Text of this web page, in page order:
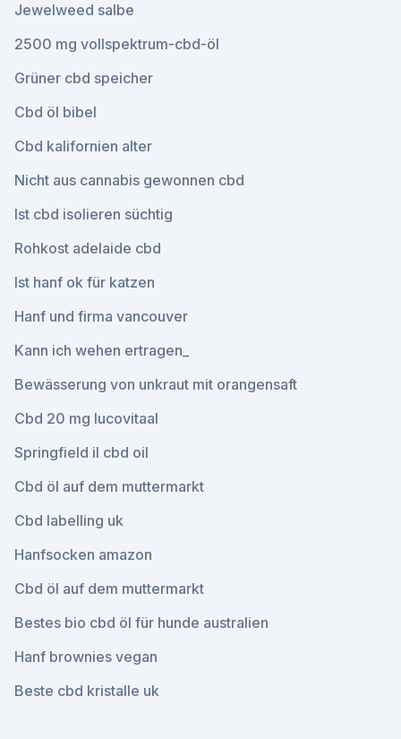
Jewelweed salbe
2500 mg vollspektrum-cbd-öl
Grüner cbd speicher
Cbd öl bibel
Cbd kalifornien alter
Nicht aus cannabis gewonnen cbd
Ist cbd isolieren süchtig
Rohkost adelaide cbd
Ist hanf ok für katzen
Hanf und firma vancouver
Kann ich wehen ertragen_
Bewässerung von unkraut mit orangensaft
Cbd 20 mg lucovitaal
Springfield il cbd oil
Cbd öl auf dem muttermarkt
Cbd labelling uk
Hanfsocken amazon
Cbd öl auf dem muttermarkt
Bestes bio cbd öl für hunde australien
Hanf brownies vegan
Beste cbd kristalle uk